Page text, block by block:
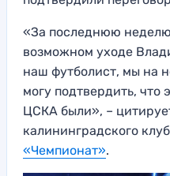
«За последнюю
возможном уходе
наш футболист, мы на
могу подтвердить, что
ЦСКА были», –
калининградского
«Чемпионат».